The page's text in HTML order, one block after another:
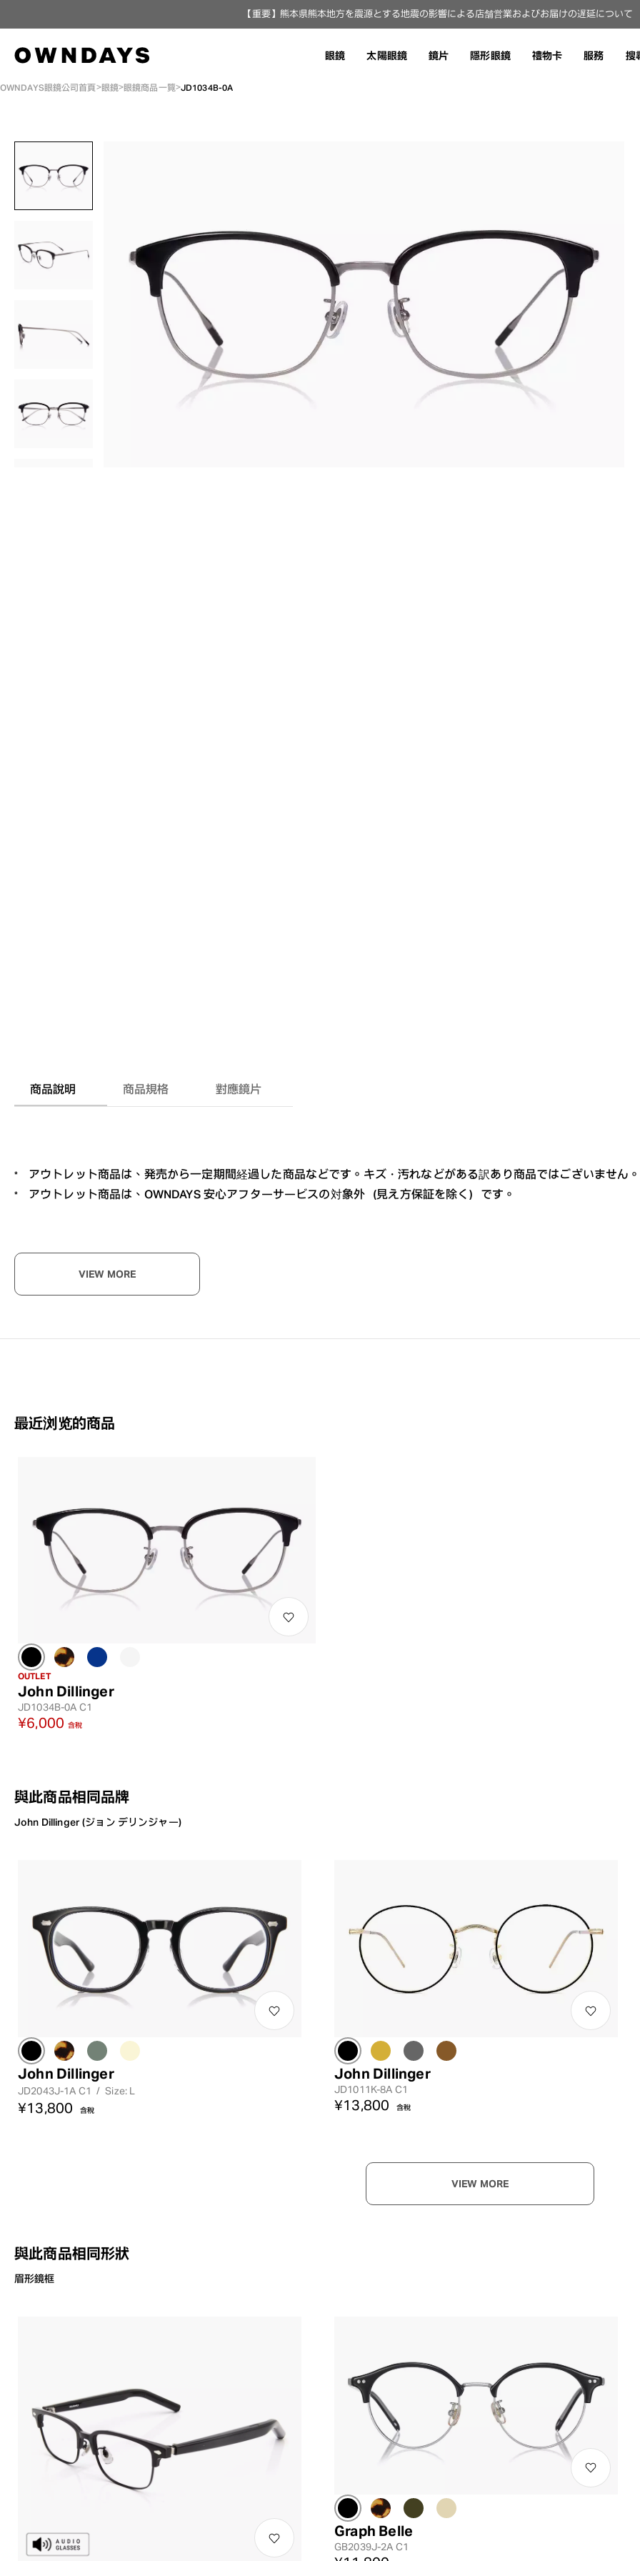
【重要】熊本県熊本地方を震源とする地震の影響による店舗営業およびお届けの遅延について
眼鏡 太陽眼鏡 鏡片 隱形眼鏡 禮物卡 服務 搜
OWNDAYS眼鏡公司首頁 眼鏡 眼鏡商品一覽 JD1034B-0A
商品說明 商品規格 對應鏡片
アウトレット商品は、発売から一定期間経過した商品などです。キズ・汚れなどがある訳あり商品ではございません。
アウトレット商品は、OWNDAYS 安心アフターサービスの対象外（見え方保証を除く）です。
VIEW MORE
最近浏览的商品
OUTLET
John Dillinger
JD1034B-0A C1
¥6,000 含稅
與此商品相同品牌
John Dillinger (ジョン デリンジャー)
John Dillinger
JD2043J-1A C1 / Size: L
¥13,800 含稅
John Dillinger
JD1011K-8A C1
¥13,800 含稅
VIEW MORE
與此商品相同形狀
眉形鏡框
Graph Belle
GB2039J-2A C1